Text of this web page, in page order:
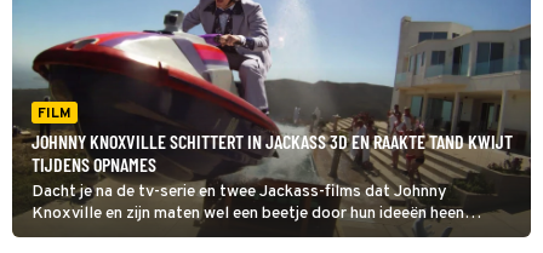
FILM
JOHNNY KNOXVILLE SCHITTERT IN JACKASS 3D EN RAAKTE TAND KWIJT
TIJDENS OPNAMES
Dacht je na de tv-serie en twee Jackass-films dat Johnny
Knoxville en zijn maten wel een beetje door hun ideeën heen
waren? Mooi niet, zo blijkt in Jackass 3D.